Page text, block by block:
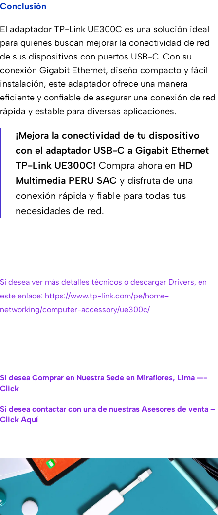
Conclusión
El adaptador TP-Link UE300C es una solución ideal
para quienes buscan mejorar la conectividad de red
de sus dispositivos con puertos USB-C. Con su
conexión Gigabit Ethernet, diseño compacto y fácil
instalación, este adaptador ofrece una manera
eficiente y confiable de asegurar una conexión de red
rápida y estable para diversas aplicaciones.
¡Mejora la conectividad de tu dispositivo
con el adaptador USB-C a Gigabit Ethernet
TP-Link UE300C! Compra ahora en HD
Multimedia PERU SAC y disfruta de una
conexión rápida y fiable para todas tus
necesidades de red.
Si desea ver más detalles técnicos o descargar Drivers, en
este enlace: https://www.tp-link.com/pe/home-
networking/computer-accessory/ue300c/
Si desea Comprar en Nuestra Sede en Miraflores, Lima —-
Click
Si desea contactar con una de nuestras Asesores de venta –
Click Aquí